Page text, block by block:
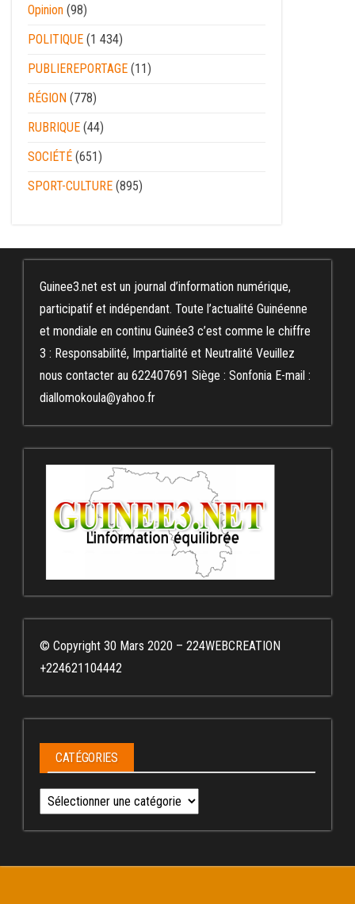
Opinion (98)
POLITIQUE (1 434)
PUBLIEREPORTAGE (11)
RÉGION (778)
RUBRIQUE (44)
SOCIÉTÉ (651)
SPORT-CULTURE (895)
Guinee3.net est un journal d’information numérique,
participatif et indépendant. Toute l’actualité Guinéenne
et mondiale en continu Guinée3 c’est comme le chiffre
3 : Responsabilité, Impartialité et Neutralité Veuillez
nous contacter au 622407691 Siège : Sonfonia E-mail :
diallomokoula@yahoo.fr
© Copyright 30 Mars 2020 – 224WEBCREATION
+224621104442
CATÉGORIES
Catégories